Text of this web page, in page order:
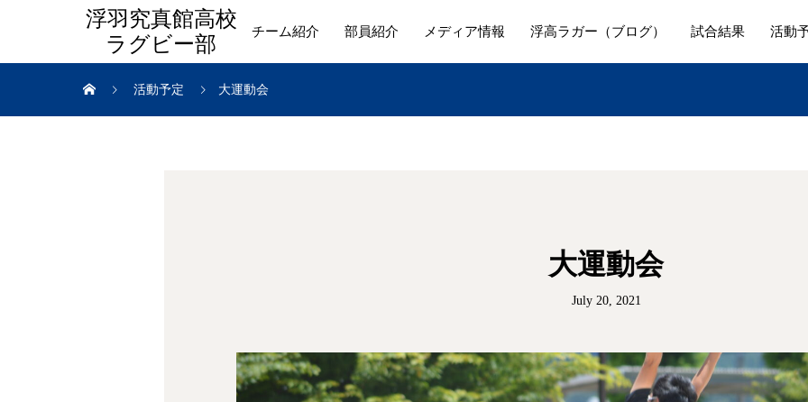
浮羽究真館高校
ラグビー部
チーム紹介 部員紹介 メディア情報 浮高ラガー（ブログ） 試合結果 活動
活動予定 大運動会
大運動会
July 20, 2021